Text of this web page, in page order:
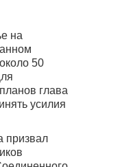
на
50
глава
усилия
призвал